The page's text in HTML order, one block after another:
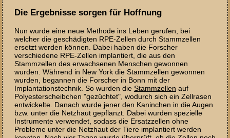
Die Ergebnisse sorgen für Hoffnung
Nun wurde eine neue Methode ins Leben gerufen, bei
welcher die geschädigten RPE-Zellen durch Stammzellen
ersetzt werden können. Dabei haben die Forscher
verschiedene RPE-Zellen implantiert, die aus den
Stammzellen des erwachsenen Menschen gewonnen
wurden. Während in New York die Stammzellen gewonnen
wurden, begannen die Forscher in Bonn mit der
Implantationstechnik. So wurden die Stammzellen auf
Polyesterscheibchen "gezüchtet", wodurch sich ein Zellrasen
entwickelte. Danach wurde jener den Kaninchen in die Augen
bzw. unter die Netzhaut gepflanzt. Dabei wurden spezielle
Instrumente verwendet, sodass die Ersatzzellen ohne
Probleme unter die Netzhaut der Tiere implantiert werden